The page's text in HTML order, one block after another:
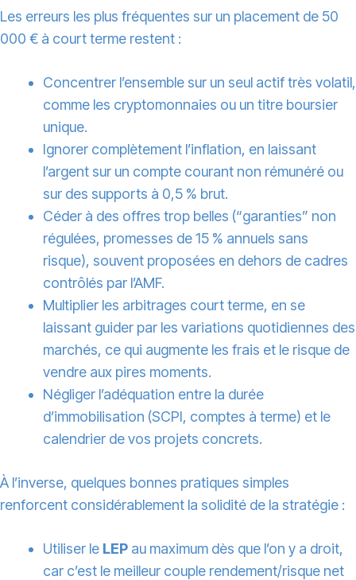
Les erreurs les plus fréquentes sur un placement de 50
000 € à court terme restent :
Concentrer l’ensemble sur un seul actif très volatil,
comme les cryptomonnaies ou un titre boursier
unique.
Ignorer complètement l’inflation, en laissant
l’argent sur un compte courant non rémunéré ou
sur des supports à 0,5 % brut.
Céder à des offres trop belles (“garanties” non
régulées, promesses de 15 % annuels sans
risque), souvent proposées en dehors de cadres
contrôlés par l’AMF.
Multiplier les arbitrages court terme, en se
laissant guider par les variations quotidiennes des
marchés, ce qui augmente les frais et le risque de
vendre aux pires moments.
Négliger l’adéquation entre la durée
d’immobilisation (SCPI, comptes à terme) et le
calendrier de vos projets concrets.
À l’inverse, quelques bonnes pratiques simples
renforcent considérablement la solidité de la stratégie :
Utiliser le LEP au maximum dès que l’on y a droit,
car c’est le meilleur couple rendement/risque net